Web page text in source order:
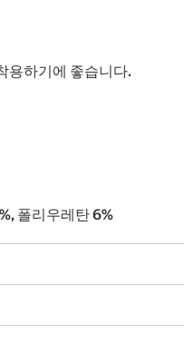
용하기에 좋습니다.
폴리우레탄 6%